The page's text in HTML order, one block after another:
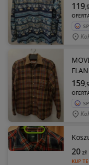
119
159
KUP
20zł